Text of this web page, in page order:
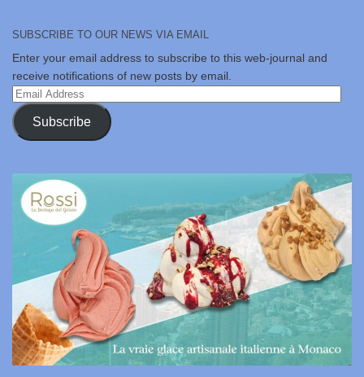
SUBSCRIBE TO OUR NEWS VIA EMAIL
Enter your email address to subscribe to this web-journal and
receive notifications of new posts by email.
Email
Address
Subscribe